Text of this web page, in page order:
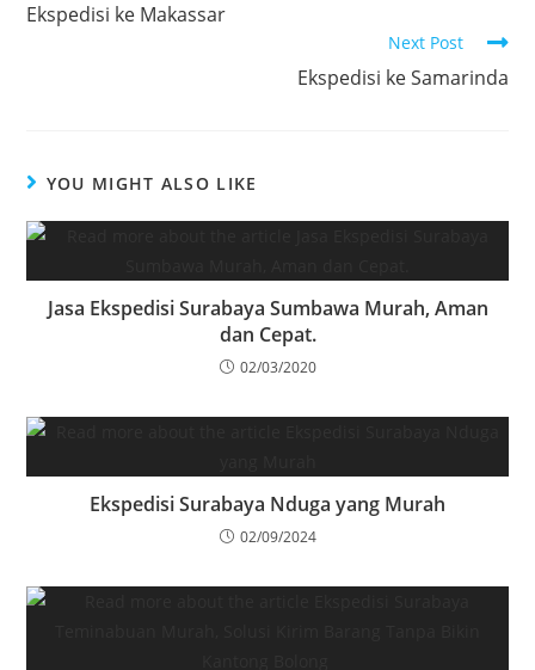
Ekspedisi ke Makassar
Next Post
Ekspedisi ke Samarinda
YOU MIGHT ALSO LIKE
Jasa Ekspedisi Surabaya Sumbawa Murah, Aman
dan Cepat.
02/03/2020
Ekspedisi Surabaya Nduga yang Murah
02/09/2024